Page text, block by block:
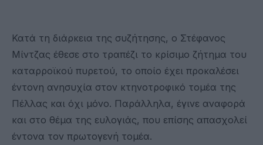
Κατά τη διάρκεια της συζήτησης, ο Στέφανος
Μίντζας έθεσε στο τραπέζι το κρίσιμο ζήτημα του
καταρροϊκού πυρετού, το οποίο έχει προκαλέσει
έντονη ανησυχία στον κτηνοτροφικό τομέα της
Πέλλας και όχι μόνο. Παράλληλα, έγινε αναφορά
και στο θέμα της ευλογιάς, που επίσης απασχολεί
έντονα τον πρωτογενή τομέα.